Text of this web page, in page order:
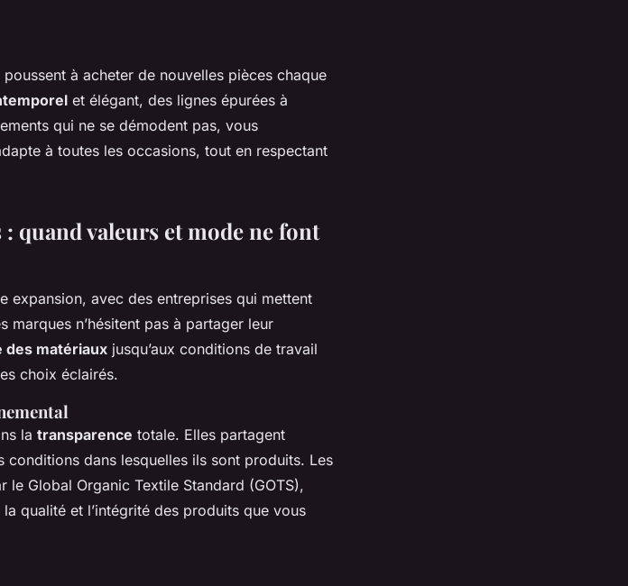
à acheter de nouvelles pièces chaque
et élégant, des lignes épurées à
qui ne se démodent pas, vous
à toutes les occasions, tout en respectant
: quand valeurs et mode ne font
expansion, avec des entreprises qui mettent
marques n’hésitent pas à partager leur
des matériaux jusqu’aux conditions de travail
choix éclairés.
la transparence totale. Elles partagent
conditions dans lesquelles ils sont produits. Les
Global Organic Textile Standard (GOTS),
qualité et l’intégrité des produits que vous